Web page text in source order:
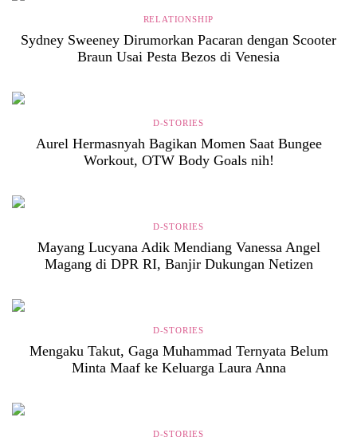
RELATIONSHIP
Sydney Sweeney Dirumorkan Pacaran dengan Scooter
Braun Usai Pesta Bezos di Venesia
D-STORIES
Aurel Hermasnyah Bagikan Momen Saat Bungee
Workout, OTW Body Goals nih!
D-STORIES
Mayang Lucyana Adik Mendiang Vanessa Angel
Magang di DPR RI, Banjir Dukungan Netizen
D-STORIES
Mengaku Takut, Gaga Muhammad Ternyata Belum
Minta Maaf ke Keluarga Laura Anna
D-STORIES